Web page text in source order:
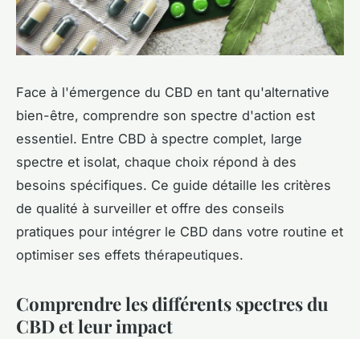
Face à l'émergence du CBD en tant qu'alternative
bien-être, comprendre son spectre d'action est
essentiel. Entre CBD à spectre complet, large
spectre et isolat, chaque choix répond à des
besoins spécifiques. Ce guide détaille les critères
de qualité à surveiller et offre des conseils
pratiques pour intégrer le CBD dans votre routine et
optimiser ses effets thérapeutiques.
Comprendre les différents spectres du
CBD et leur impact